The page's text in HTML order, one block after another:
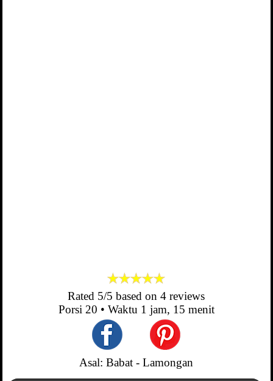
Rated 5/5 based on4 reviews
Porsi 20 • Waktu 1 jam, 15 menit
Asal: Babat - Lamongan